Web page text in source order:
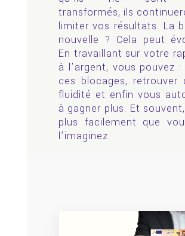
transformés, ils
limiter vos résultats. La
nouvelle ? Cela peut
En travaillant sur votre
à l’argent, vous pouvez :
ces blocages, retrouver
fluidité et enfin vous
à gagner plus. Et
plus facilement que
l’imaginez.